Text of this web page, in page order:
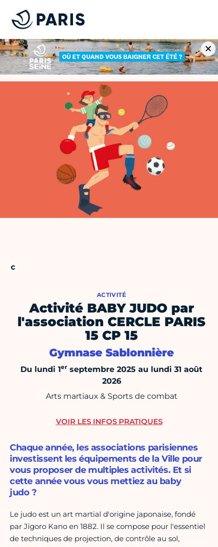
ACTIVITÉ
Activité BABY JUDO par
l'association CERCLE PARIS
15 CP 15
Gymnase Sablonnière
Du lundi 1er septembre 2025 au lundi 31 août
2026
Arts martiaux & Sports de combat
Chaque année, les associations parisiennes
investissent les équipements de la Ville pour
vous proposer de multiples activités. Et si
cette année vous vous mettiez au baby
judo ?
Le judo est un art martial d'origine japonaise, fondé
par Jigoro Kano en 1882. Il se compose pour l'essentiel
de techniques de projection, de contrôle au sol,
VOIR LES INFOS PRATIQUES